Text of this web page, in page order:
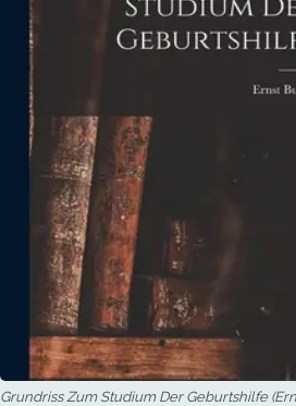
Grundriss Zum Studium Der Geburtshilfe